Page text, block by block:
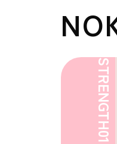
STRENGTH
01